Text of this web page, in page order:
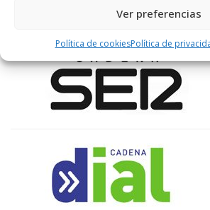
Ver preferencias
Política de cookiesPolítica de
ENLACES RECOMENDADOS